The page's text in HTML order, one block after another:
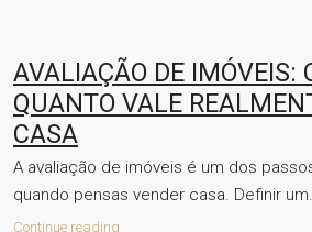
AVALIAÇÃO DE IMÓVEIS:
QUANTO VALE
CASA
A avaliação de imóveis é um dos
quando pensas vender casa. Definir
Continue reading